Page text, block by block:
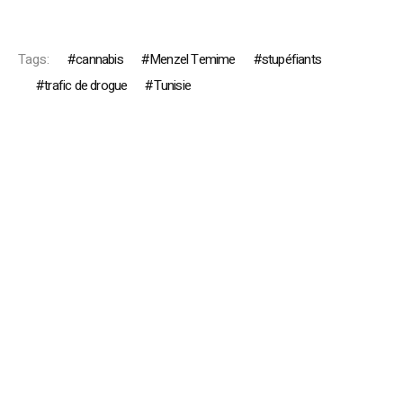
Tags: cannabis Menzel Temime
stupéfiants
trafic de drogue
Tunisie